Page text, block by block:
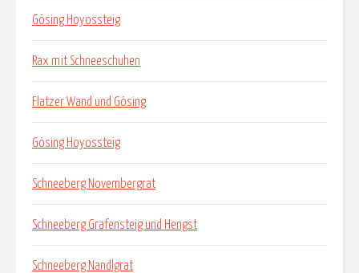
Gösing Hoyossteig
Rax mit Schneeschuhen
Flatzer Wand und Gösing
Gösing Hoyossteig
Schneeberg Novembergrat
Schneeberg Grafensteig und Hengst
Schneeberg Nandlgrat